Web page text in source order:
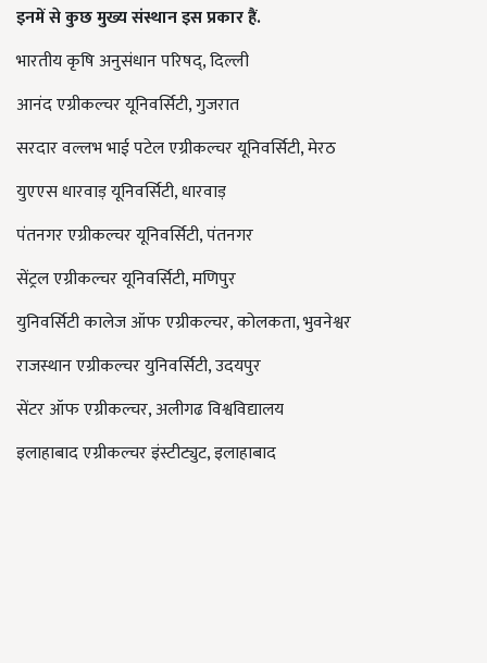
इनमें से कुछ मुख्य संस्थान इस प्रकार हैं.
भारतीय कृषि अनुसंधान परिषद्, दिल्ली
आनंद एग्रीकल्चर यूनिवर्सिटी, गुजरात
सरदार वल्लभ भाई पटेल एग्रीकल्चर यूनिवर्सिटी, मेरठ
युएएस धारवाड़ यूनिवर्सिटी, धारवाड़
पंतनगर एग्रीकल्चर यूनिवर्सिटी, पंतनगर
सेंट्रल एग्रीकल्चर यूनिवर्सिटी, मणिपुर
युनिवर्सिटी कालेज ऑफ एग्रीकल्चर, कोलकता, भुवनेश्वर
राजस्थान एग्रीकल्चर युनिवर्सिटी, उदयपुर
सेंटर ऑफ एग्रीकल्चर, अलीगढ विश्वविद्यालय
इलाहाबाद एग्रीकल्चर इंस्टीट्युट, इलाहाबाद